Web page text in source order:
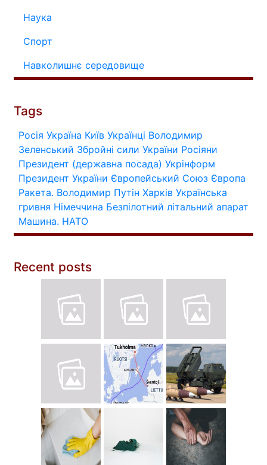
Наука
Спорт
Навколишнє середовище
Tags
Росія Україна Київ Українці Володимир
Зеленський Збройні сили України Росіяни
Президент (державна посада) Укрінформ
Президент України Європейський Союз Європа
Ракета. Володимир Путін Харків Українська
гривня Німеччина Безпілотний літальний апарат
Машина. НАТО
Recent posts